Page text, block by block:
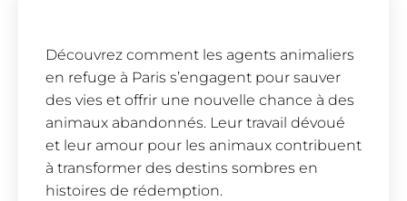
Découvrez comment les agents animaliers
en refuge à Paris s’engagent pour sauver
des vies et offrir une nouvelle chance à des
animaux abandonnés. Leur travail dévoué
et leur amour pour les animaux contribuent
à transformer des destins sombres en
histoires de rédemption.